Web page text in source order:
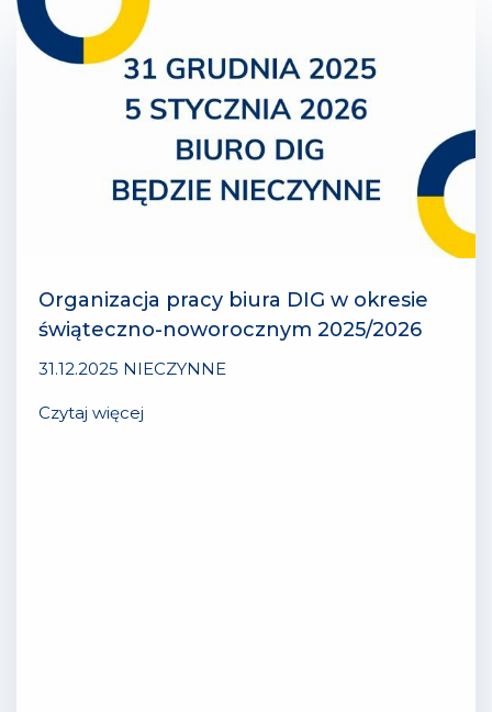
Organizacja pracy biura DIG w okresie
świąteczno-noworocznym 2025/2026
31.12.2025 NIECZYNNE
Czytaj więcej